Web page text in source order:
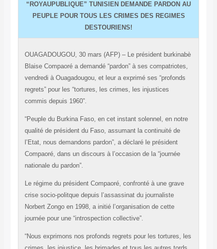
“ROYAUPUBLIQUE” TUNISIEN DEMANDE PARDON AU
PEUPLE POUR TOUS LES CRIMES DES REGIMES
DESTOURIENS!
OUAGADOUGOU, 30 mars (AFP) – Le président burkinabè
Blaise Compaoré a demandé “pardon” à ses compatriotes,
vendredi à Ouagadougou, et leur a exprimé ses “profonds
regrets” pour les “tortures, les crimes, les injustices
commis depuis 1960”.
“Peuple du Burkina Faso, en cet instant solennel, en notre
qualité de président du Faso, assumant la continuité de
l’Etat, nous demandons pardon”, a déclaré le président
Compaoré, dans un discours à l’occasion de la “journée
nationale du pardon”.
Le régime du président Compaoré, confronté à une grave
crise socio-politque depuis l’assassinat du journaliste
Norbert Zongo en 1998, a initié l’organisation de cette
journée pour une “introspection collective”.
“Nous exprimons nos profonds regrets pour les tortures, les